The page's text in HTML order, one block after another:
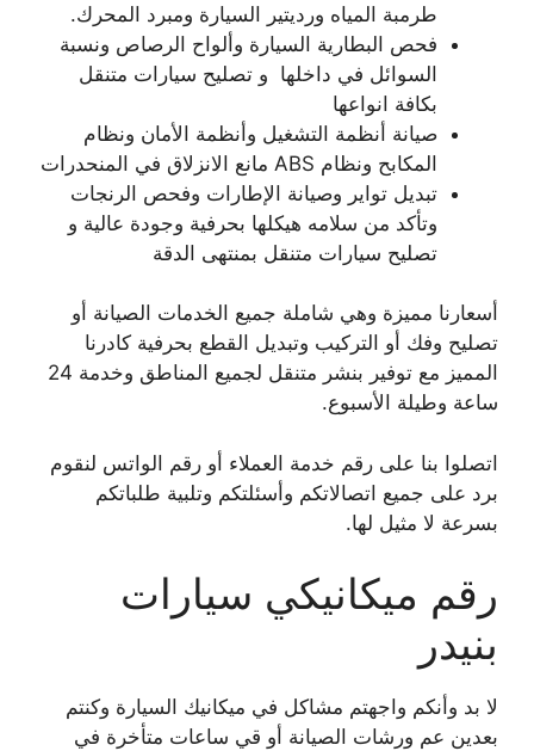
طرمبة المياه ورديتير السيارة ومبرد المحرك.
فحص البطارية السيارة وألواح الرصاص ونسبة
السوائل في داخلها و تصليح سيارات متنقل
بكافة انواعها
صيانة أنظمة التشغيل وأنظمة الأمان ونظام
المكابح ونظام ABS مانع الانزلاق في المنحدرات
تبديل تواير وصيانة الإطارات وفحص الرنجات
وتأكد من سلامه هيكلها بحرفية وجودة عالية و
تصليح سيارات متنقل بمنتهى الدقة
أسعارنا مميزة وهي شاملة جميع الخدمات الصيانة أو
تصليح وفك أو التركيب وتبديل القطع بحرفية كادرنا
المميز مع توفير بنشر متنقل لجميع المناطق وخدمة 24
ساعة وطيلة الأسبوع.
اتصلوا بنا على رقم خدمة العملاء أو رقم الواتس لنقوم
برد على جميع اتصالاتكم وأسئلتكم وتلبية طلباتكم
بسرعة لا مثيل لها.
رقم ميكانيكي سيارات
بنيدر
لا بد وأنكم واجهتم مشاكل في ميكانيك السيارة وكنتم
بعدين عم ورشات الصيانة أو قي ساعات متأخرة في